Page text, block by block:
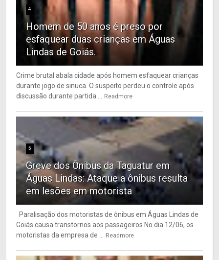
4
Homem de 50 anos é preso por
esfaquear duas crianças em Águas
Lindas de Goiás.
Crime brutal abala cidade após homem esfaquear crianças
durante jogo de sinuca. O suspeito perdeu o controle após
discussão durante partida ... Readmore
5
Greve dos Ônibus da Taguatur em
Águas Lindas: Ataque a ônibus resulta
em lesões em motorista
Paralisação dos motoristas de ônibus em Águas Lindas de
Goiás causa transtornos aos passageiros No dia 12/06, os
motoristas da empresa de ... Readmore
6